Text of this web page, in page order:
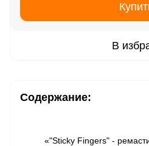
В
Содержание:
«"Sticky Fingers" -